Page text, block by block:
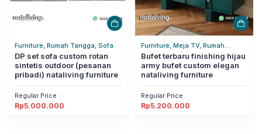
Furniture, Rumah Tangga, Sofa
DP set sofa custom rotan
sintetis outdoor (pesanan
pribadi) nataliving furniture
Regular Price
Rp5.000.000
Furniture, Meja TV, Rumah
Tangga
Bufet terbaru finishing hijau
army bufet custom elegan
nataliving furniture
Regular Price
Rp5.200.000